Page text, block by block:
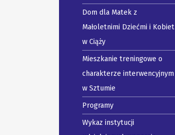
Dom dla Matek z
Małoletnimi Dziećmi i Kobiet
w Ciąży
Mieszkanie treningowe o
charakterze interwencyjnym
w Sztumie
Programy
Wykaz instytucji